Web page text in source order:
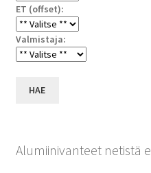
ET (offset):
Valmistaja:
HAE
Alumiinivanteet netistä